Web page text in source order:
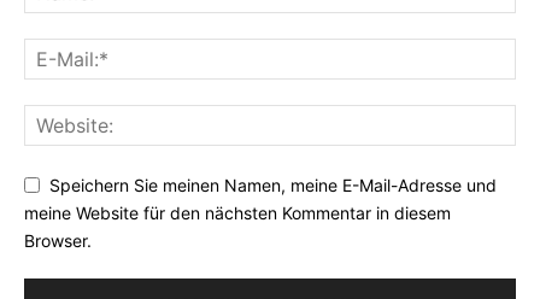
Speichern Sie meinen Namen, meine E-Mail-Adresse und
meine Website für den nächsten Kommentar in diesem
Browser.